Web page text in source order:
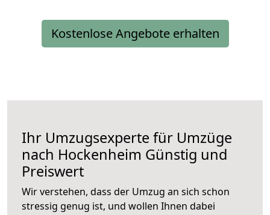
Kostenlose Angebote erhalten
Ihr Umzugsexperte für Umzüge
nach Hockenheim Günstig und
Preiswert
Wir verstehen, dass der Umzug an sich schon
stressig genug ist, und wollen Ihnen dabei